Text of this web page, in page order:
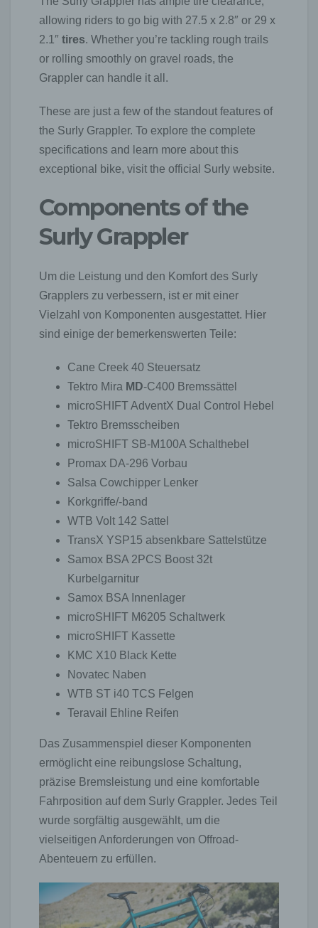
allowing riders to go big with 27.5 x 2.8″ or 29 x
2.1″ tires. Whether you’re tackling rough trails
or rolling smoothly on gravel roads, the
Grappler can handle it all.
These are just a few of the standout features of
the Surly Grappler. To explore the complete
specifications and learn more about this
exceptional bike, visit the official Surly website.
Components of the
Surly Grappler
Um die Leistung und den Komfort des Surly
Grapplers zu verbessern, ist er mit einer
Vielzahl von Komponenten ausgestattet. Hier
sind einige der bemerkenswerten Teile:
Cane Creek 40 Steuersatz
Tektro Mira MD-C400 Bremssättel
microSHIFT AdventX Dual Control Hebel
Tektro Bremsscheiben
microSHIFT SB-M100A Schalthebel
Promax DA-296 Vorbau
Salsa Cowchipper Lenker
Korkgriffe/-band
WTB Volt 142 Sattel
TransX YSP15 absenkbare Sattelstütze
Samox BSA 2PCS Boost 32t
Kurbelgarnitur
Samox BSA Innenlager
microSHIFT M6205 Schaltwerk
microSHIFT Kassette
KMC X10 Black Kette
Novatec Naben
WTB ST i40 TCS Felgen
Teravail Ehline Reifen
Das Zusammenspiel dieser Komponenten
ermöglicht eine reibungslose Schaltung,
präzise Bremsleistung und eine komfortable
Fahrposition auf dem Surly Grappler. Jedes Teil
wurde sorgfältig ausgewählt, um die
vielseitigen Anforderungen von Offroad-
Abenteuern zu erfüllen.